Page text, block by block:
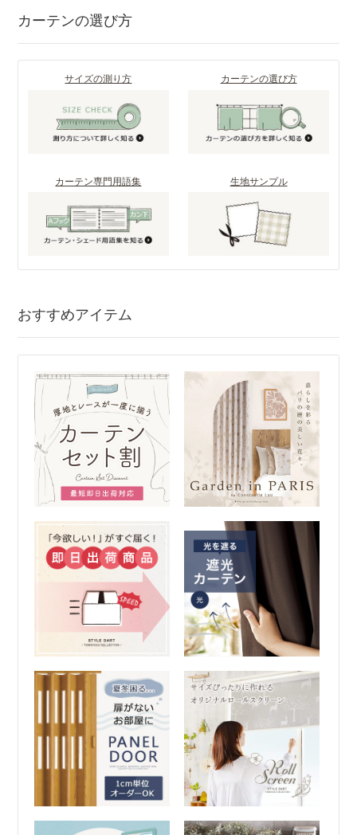
カーテンの選び方
サイズの測り方 カーテンの選び方
カーテン専門用語集 生地サンプル
おすすめアイテム